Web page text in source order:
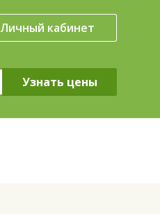
Личный кабинет